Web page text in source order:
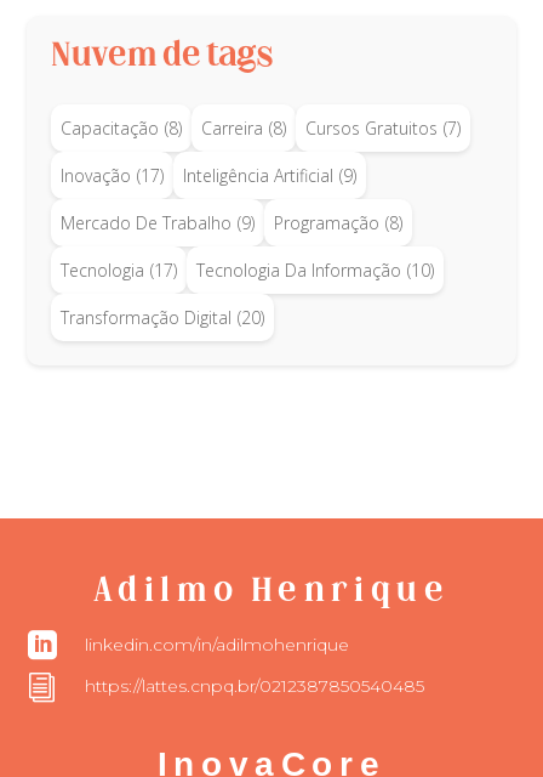
Nuvem de tags
Capacitação (8) Carreira (8) Cursos Gratuitos (7)
Inovação (17) Inteligência Artificial (9)
Mercado De Trabalho (9) Programação (8)
Tecnologia (17) Tecnologia Da Informação (10)
Transformação Digital (20)
Adilmo Henrique
 linkedin.com/in/adilmohenrique
i https://lattes.cnpq.br/0212387850540485
InovaCore